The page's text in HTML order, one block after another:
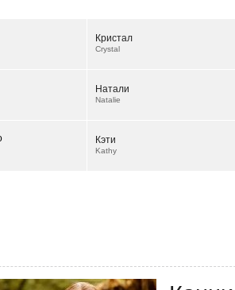
Кристал
Crystal
Натали
Natalie
Кэти
Kathy